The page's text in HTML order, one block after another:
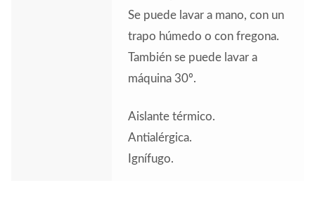
Se puede lavar a mano, con un
trapo húmedo o con fregona.
También se puede lavar a
máquina 30º.
Aislante térmico.
Antialérgica.
Ignífugo.